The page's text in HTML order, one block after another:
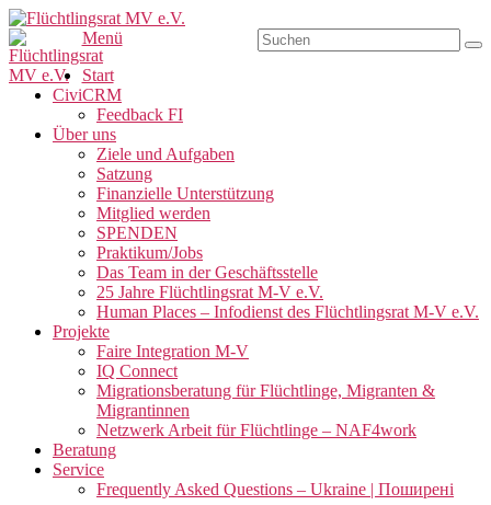
Zum
Inhalt
springen
Flüchtlingsrat MV e.V.
Schwerin
Suchen
nach:
Menü
Primäres
Menü
Start
CiviCRM
Feedback FI
Über uns
Ziele und Aufgaben
Satzung
Finanzielle Unterstützung
Mitglied werden
SPENDEN
Praktikum/Jobs
Das Team in der Geschäftsstelle
25 Jahre Flüchtlingsrat M-V e.V.
Human Places – Infodienst des Flüchtlingsrat M-V e.V.
Projekte
Faire Integration M-V
IQ Connect
Migrationsberatung für Flüchtlinge, Migranten &
Migrantinnen
Netzwerk Arbeit für Flüchtlinge – NAF4work
Beratung
Service
Frequently Asked Questions – Ukraine | Поширені